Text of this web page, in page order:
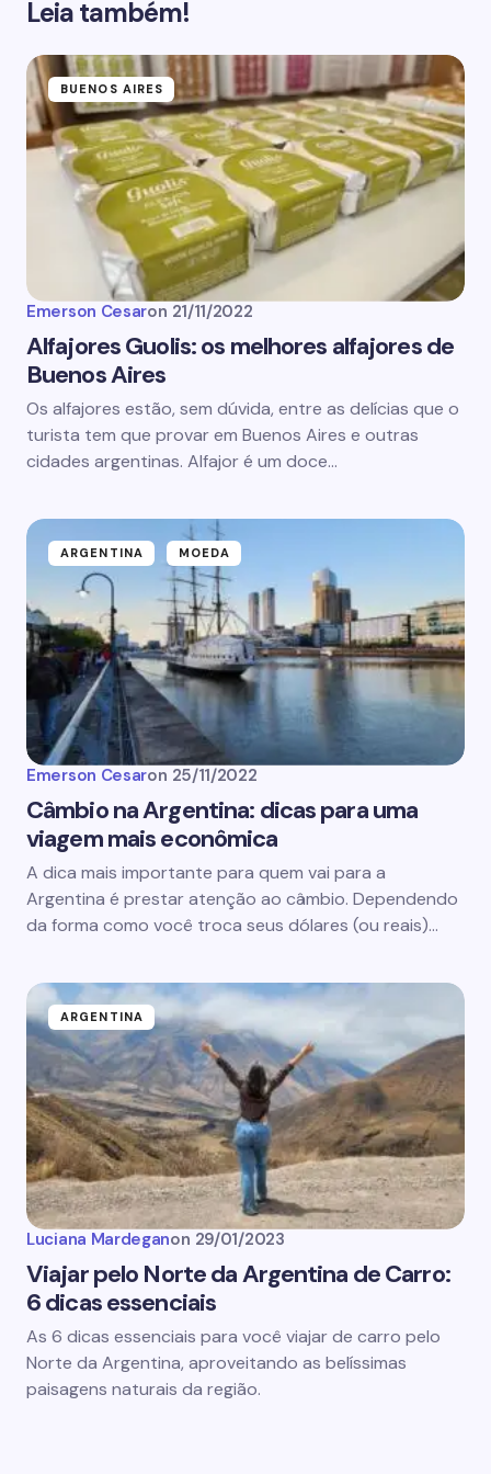
Leia também!
BUENOS AIRES
Emerson Cesaron 21/11/2022
Alfajores Guolis: os melhores alfajores de
Buenos Aires
Os alfajores estão, sem dúvida, entre as delícias que o
turista tem que provar em Buenos Aires e outras
cidades argentinas. Alfajor é um doce…
ARGENTINA MOEDA
Emerson Cesaron 25/11/2022
Câmbio na Argentina: dicas para uma
viagem mais econômica
A dica mais importante para quem vai para a
Argentina é prestar atenção ao câmbio. Dependendo
da forma como você troca seus dólares (ou reais)…
ARGENTINA
Luciana Mardeganon 29/01/2023
Viajar pelo Norte da Argentina de Carro:
6 dicas essenciais
As 6 dicas essenciais para você viajar de carro pelo
Norte da Argentina, aproveitando as belíssimas
paisagens naturais da região.